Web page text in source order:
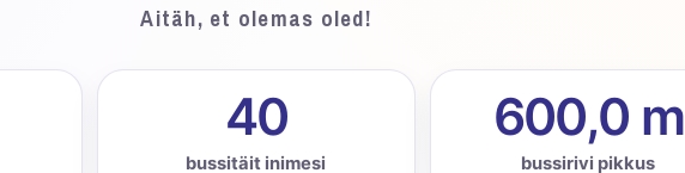
Aitäh, et olemas oled!
40
bussitäit inimesi
600,0 m
bussirivi pikkus